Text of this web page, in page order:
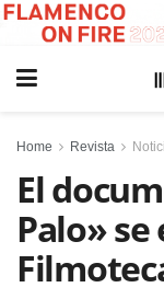
Home Revista
El
Palo»